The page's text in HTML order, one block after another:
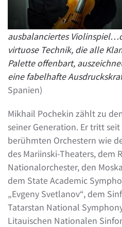
ausbalanciertes
virtuose Technik, die alle
Palette offenbart,
eine fabelhafte
Spanien)
Mikhail Pochekin zählt zu
seiner Generation. Er tritt
berühmten Orchestern wie
des Mariinski-Theaters, dem
Nationalorchester, den
dem State Academic
„Evgeny Svetlanov“, dem
Tatarstan National
Litauischen Nationalen